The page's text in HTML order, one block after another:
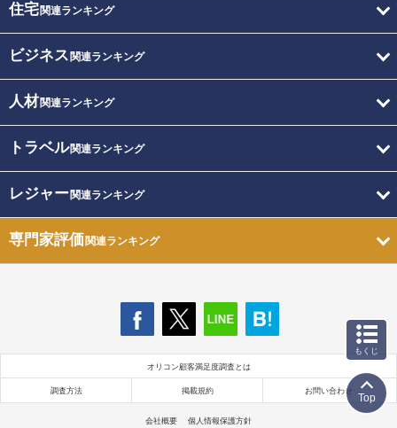
住宅関連ランキング
ビジネス 関連ランキング
人材関連ランキング
トラベル関連ランキング
レジャー関連ランキング
専門家評価関連ランキング
オリコン顧客満足度調査とは
調査方法 掲載規約 お問い合わせ
会社概要 個人情報保護方針
もくじ
Top